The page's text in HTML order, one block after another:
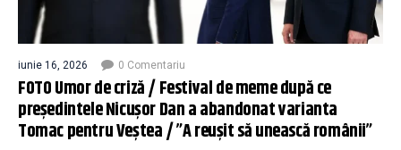
iunie 16, 2026 0 Comentariu
FOTO Umor de criză / Festival de meme după ce
președintele Nicușor Dan a abandonat varianta
Tomac pentru Veștea / ”A reușit să unească românii”